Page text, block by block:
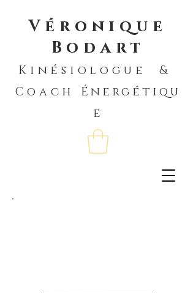
Véronique
Bodart
Kinésiologue &
Coach Énergétiqu
e